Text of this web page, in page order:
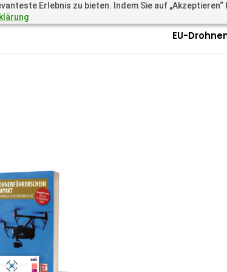
Erlebnis zu bieten. Indem Sie auf „Akzeptieren“
Questions? Call
EU-